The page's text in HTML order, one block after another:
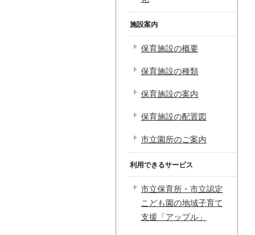
施設案内
保育施設の概要
保育施設の種類
保育施設の案内
保育施設の配置図
市立園所のご案内
利用できるサービス
市立保育所・市立認定
こども園の地域子育て
支援「アップル」